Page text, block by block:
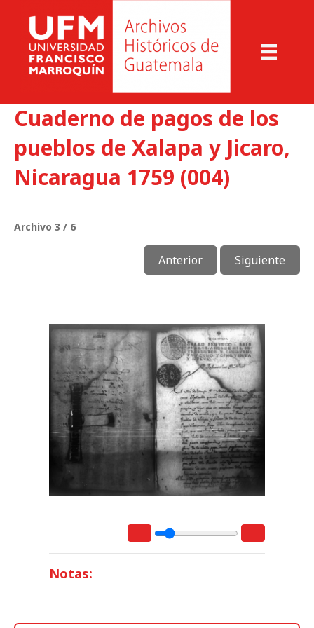
Cuaderno de pagos de los
pueblos de Xalapa y Jicaro,
Nicaragua 1759 (004)
Archivo 3 / 6
Anterior Siguiente
Notas: